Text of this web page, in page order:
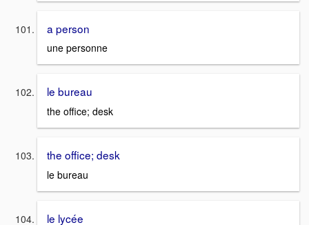
a person
une personne
le bureau
the office; desk
the office; desk
le bureau
le lycée